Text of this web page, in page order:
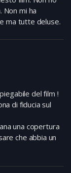
Non mi ha
ma tutte deluse.
del film !
di fiducia sul
una copertura
che abbia un